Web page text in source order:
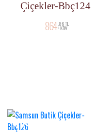
Çiçekler-Bbç124
864 ,86 TL
+KDV
YENI ÜRÜN